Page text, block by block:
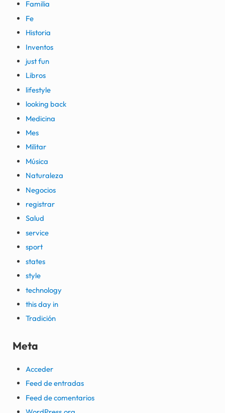
Familia
Fe
Historia
Inventos
just fun
Libros
lifestyle
looking back
Medicina
Mes
Militar
Música
Naturaleza
Negocios
registrar
Salud
service
sport
states
style
technology
this day in
Tradición
Meta
Acceder
Feed de entradas
Feed de comentarios